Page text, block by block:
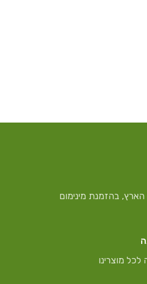
בהזמנת מינימום
מוצרינו